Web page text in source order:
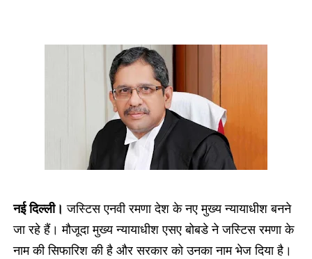
नई दिल्ली।जस्टिस एनवी रमणा देश के नए मुख्य न्यायाधीश बनने
जा रहे हैं। मौजूदा मुख्य न्यायाधीश एसए बोबडे ने जस्टिस रमणा के
नाम की सिफारिश की है और सरकार को उनका नाम भेज दिया है।